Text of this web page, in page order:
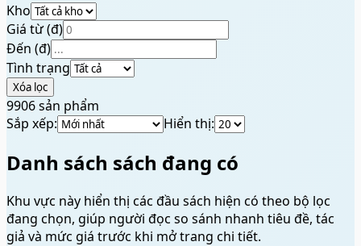
Kho
Giá từ (đ)
Đến (đ)
Tình trạng
Xóa lọc
9906sản phẩm
Sắp xếp:
Hiển thị:
Danh sách sách đang có
Khu vực này hiển thị các đầu sách hiện có theo bộ lọc
đang chọn, giúp người đọc so sánh nhanh tiêu đề, tác
giả và mức giá trước khi mở trang chi tiết.